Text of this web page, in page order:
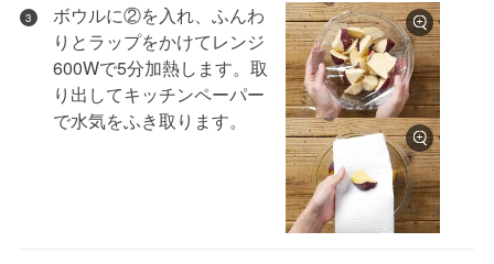
3
ボウルに②を入れ、ふんわ
りとラップをかけてレンジ
600Wで5分加熱します。取
り出してキッチンペーパー
で水気をふき取ります。